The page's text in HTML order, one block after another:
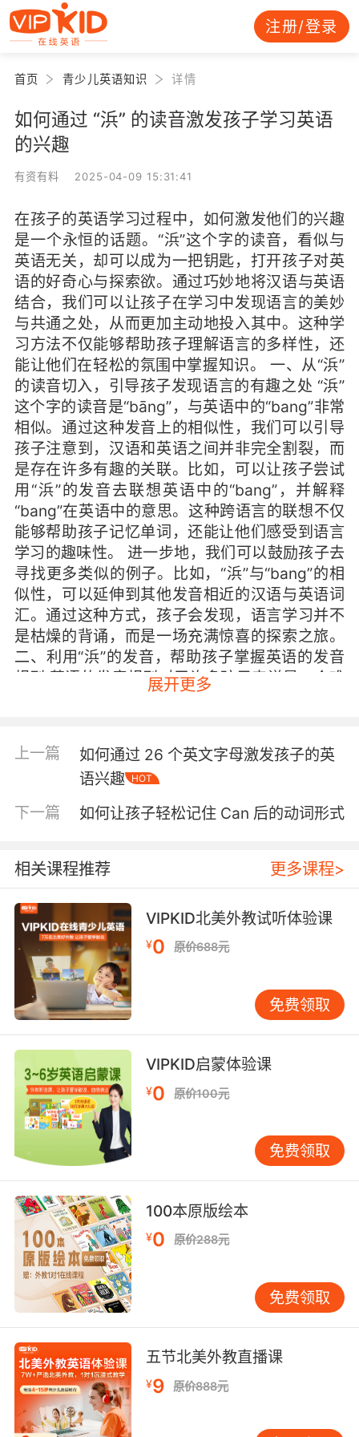
注册/登录
首页 青少儿英语知识 详情
如何通过 “浜” 的读音激发孩子学习英语
的兴趣
有资有料 2025-04-09 15:31:41
在孩子的英语学习过程中，如何激发他们的兴趣
是一个永恒的话题。“浜”这个字的读音，看似与
英语无关，却可以成为一把钥匙，打开孩子对英
语的好奇心与探索欲。通过巧妙地将汉语与英语
结合，我们可以让孩子在学习中发现语言的美妙
与共通之处，从而更加主动地投入其中。这种学
习方法不仅能够帮助孩子理解语言的多样性，还
能让他们在轻松的氛围中掌握知识。 一、从“浜”
的读音切入，引导孩子发现语言的有趣之处 “浜”
这个字的读音是“bāng”，与英语中的“bang”非常
相似。通过这种发音上的相似性，我们可以引导
孩子注意到，汉语和英语之间并非完全割裂，而
是存在许多有趣的关联。比如，可以让孩子尝试
用“浜”的发音去联想英语中的“bang”，并解释
“bang”在英语中的意思。这种跨语言的联想不仅
能够帮助孩子记忆单词，还能让他们感受到语言
学习的趣味性。 进一步地，我们可以鼓励孩子去
寻找更多类似的例子。比如，“浜”与“bang”的相
似性，可以延伸到其他发音相近的汉语与英语词
汇。通过这种方式，孩子会发现，语言学习并不
是枯燥的背诵，而是一场充满惊喜的探索之旅。
二、利用“浜”的发音，帮助孩子掌握英语的发音
规则 英语的发音规则对于许多孩子来说是一个难
点，尤其是那些与汉语发音差异较大的音素。
这可以作为一个切入点，帮助孩子理解英语中的
辅音与元音组合。 我们可以通过对比“浜”与
“bang”的发音，让孩子注意到英语中“a”与“ng”的
组合发音。这种对比不仅能够帮助孩子掌握具体
的发音技巧，还能让他们理解英语发音规则中的
的发音可能有所不同，但通过与汉语的对比，孩
子可以更快地掌握这些变化。 三、通过“浜”的联
想，拓展孩子的英语词汇量 “浜”的发音“bāng”与
英语中的“bang”相似，这可以作为一个起点，帮
助孩子拓展相关的英语词汇。比如，可以从
“bang”出发，引导孩子学习“bang”的同义词、反
义词以及相关的短语。这种联想式的学习方法不
仅能够帮助孩子记忆单词，还能让他们在语境中
理解单词的用法。 此外，我们还可以通过“浜”的
发音，引导孩子学习更多与“bang”相关的词汇。
比如，“bang”可以联想到“bang on”（完全正
确）、“bang out”（快速完成）等短语。这种联
想式的学习方法不仅能够帮助孩子拓展词汇量，
还能让他们在语境中理解单词的用法。 四、将
“浜”与英语文化结合，提升孩子的文化理解力 语
言与文化密不可分，学习英语不仅仅是掌握词汇
和语法，还需要理解英语国家的文化背景。“浜”
的发音“bāng”与英语中的“bang”相似，这可以作
为一个切入点，帮助孩子了解英语文化中的一些
常见表达。 比如，“bang”在英语中除了表示“砰”
的声音外，还可以用来形容某种强烈的感受或效
果。通过这种文化背景的讲解，孩子不仅能够理
解单词的字面意思，还能在更深的层次上掌握其
用法。这种文化理解力的提升，能够帮助孩子更
好地运用英语进行交流。 五、通过“浜”的趣味
性，激发孩子的学习动力 “浜”的发音“bāng”与英
语中的“bang”相似，这种趣味性的关联可以极大
地激发孩子的学习兴趣。我们可以通过设计一些
展开更多
上一篇
如何通过 26 个英文字母激发孩子的英
语兴趣
HOT
下一篇 如何让孩子轻松记住 Can 后的动词形式
相关课程推荐 更多课程>
VIPKID北美外教试听体验课
¥0 原价688元
免费领取
VIPKID启蒙体验课
¥0 原价100元
免费领取
100本原版绘本
¥0 原价288元
免费领取
五节北美外教直播课
¥9 原价888元